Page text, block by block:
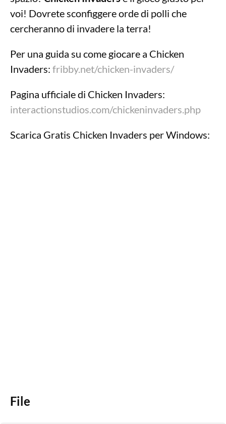
voi! Dovrete sconfiggere orde di polli che
cercheranno di invadere la terra!
Per una guida su come giocare a Chicken
Invaders: fribby.net/chicken-invaders/
Pagina ufficiale di Chicken Invaders:
interactionstudios.com/chickeninvaders.php
Scarica Gratis Chicken Invaders per Windows:
File